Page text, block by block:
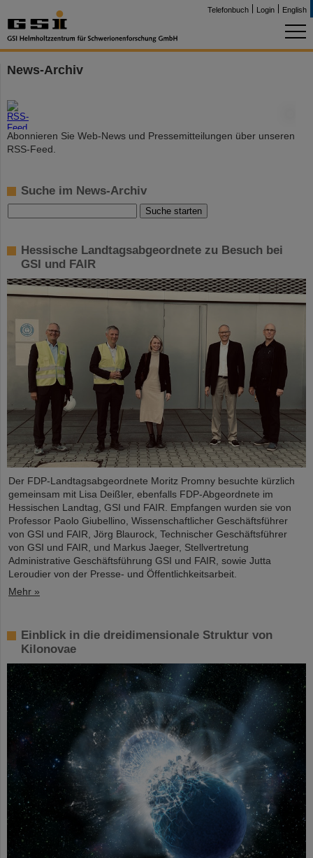
Telefonbuch Login English
News-Archiv
Abonnieren Sie Web-News und Pressemitteilungen über unseren
RSS-Feed.
Suche im News-Archiv
Hessische Landtagsabgeordnete zu Besuch bei
GSI und FAIR
Der FDP-Landtagsabgeordnete Moritz Promny besuchte kürzlich
gemeinsam mit Lisa Deißler, ebenfalls FDP-Abgeordnete im
Hessischen Landtag, GSI und FAIR. Empfangen wurden sie von
Professor Paolo Giubellino, Wissenschaftlicher Geschäftsführer
von GSI und FAIR, Jörg Blaurock, Technischer Geschäftsführer
von GSI und FAIR, und Markus Jaeger, Stellvertretung
Administrative Geschäftsführung GSI und FAIR, sowie Jutta
Leroudier von der Presse- und Öffentlichkeitsarbeit.
Mehr »
Einblick in die dreidimensionale Struktur von
Kilonovae